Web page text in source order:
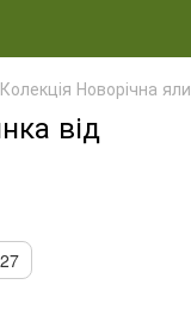
Колекція Новорічна
від